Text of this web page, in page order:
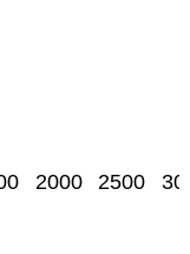
2000 2500